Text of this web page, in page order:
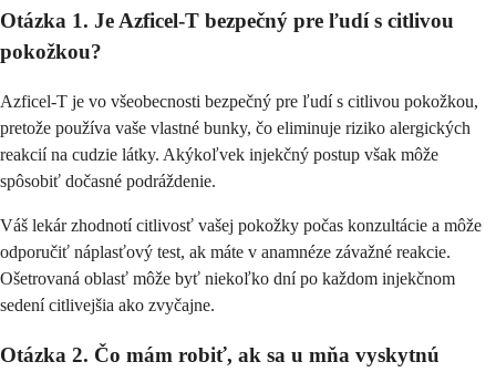
Otázka 1. Je Azficel-T bezpečný pre ľudí s citlivou
pokožkou?
Azficel-T je vo všeobecnosti bezpečný pre ľudí s citlivou pokožkou,
pretože používa vaše vlastné bunky, čo eliminuje riziko alergických
reakcií na cudzie látky. Akýkoľvek injekčný postup však môže
spôsobiť dočasné podráždenie.
Váš lekár zhodnotí citlivosť vašej pokožky počas konzultácie a môže
odporučiť náplasťový test, ak máte v anamnéze závažné reakcie.
Ošetrovaná oblasť môže byť niekoľko dní po každom injekčnom
sedení citlivejšia ako zvyčajne.
Otázka 2. Čo mám robiť, ak sa u mňa vyskytnú